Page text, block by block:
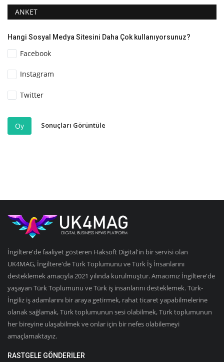
ANKET
Hangi Sosyal Medya Sitesini Daha Çok kullanıyorsunuz?
Facebook
Instagram
Twitter
Oy Sonuçları Görüntüle
İngiltere'de faaliyet gösteren Haksoft Digital'in bir servisi olan
UK4MAG, İngiltere'de Türk Toplumunu ve Türk İş İnsanlarını
desteklemek amacıyla 2021 yılında kurulmuştur. Amacımız İngiltere'de
yaşayan Türk Toplumunu ve Türk iş insanlarını desteklemek. Türk-
İngiliz iş adamlarını bir araya getirmek, rahat ticaret yapabilmelerine
olanak sağlamak, Türk toplumunun sesi olabilmek, Türk toplumunun
her bireyine ulaşabilmek ve onlar için bir nefes olabilemeyi
amaçlamaktayız.
RASTGELE GÖNDERILER